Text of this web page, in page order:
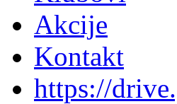
Akcije
Kontakt
https://